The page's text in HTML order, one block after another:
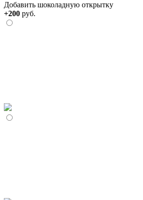
Добавить шоколадную открытку
+200 руб.